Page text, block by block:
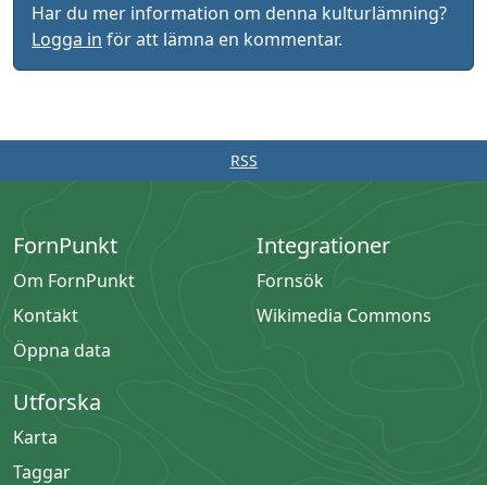
Har du mer information om denna kulturlämning?
Logga in för att lämna en kommentar.
RSS
FornPunkt
Om FornPunkt
Kontakt
Öppna data
Integrationer
Fornsök
Wikimedia Commons
Utforska
Karta
Taggar